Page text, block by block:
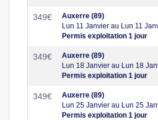
349€
Auxerre (89)
Lun 11 Janvier au Lun 11
Permis exploitation 1 jour
349€
Auxerre (89)
Lun 18 Janvier au Lun 18
Permis exploitation 1 jour
349€
Auxerre (89)
Lun 25 Janvier au Lun 25
Permis exploitation 1 jour